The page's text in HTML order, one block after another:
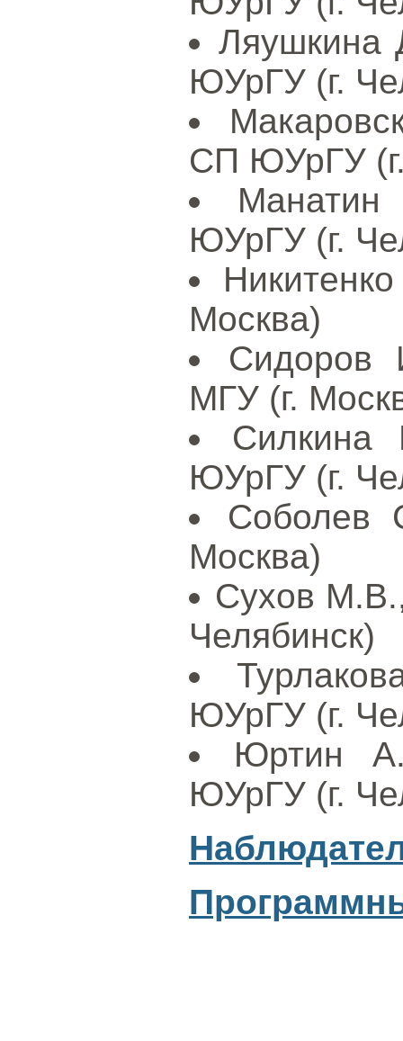
Ляушкина
ЮУрГУ (г.
СП ЮУрГУ
ЮУрГУ (г.
Москва)
Сидоров
МГУ (г.
ЮУрГУ (г.
Соболев
Москва)
Сухов
Челябинск)
ЮУрГУ (г.
Юртин
ЮУрГУ (г.